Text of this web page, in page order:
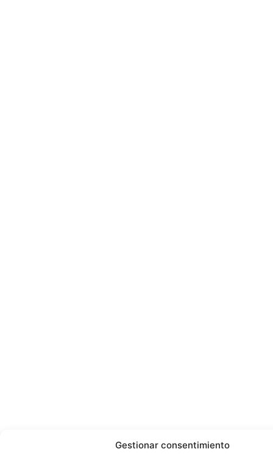
Gestionar consentimiento